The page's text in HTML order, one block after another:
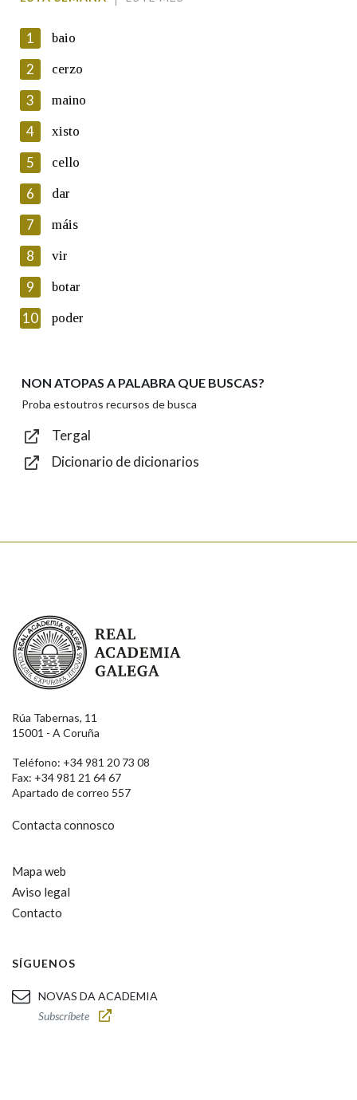
En cumprimento da normativa vixente en materia de
Protección de Datos de Carácter Persoal, a Real Academia
Galega informa a aqueles usuarios que faciliten o seu correo
electrónico, así como calquera outra información de carácter
persoal, que estes datos serán obxecto de tratamento
automatizado de carácter confidencial e incorporados aos seus
ficheiros informáticos. Así mesmo, os usuarios poderán exercer o
seu dereito de acceso, rectificación, oposición e cancelación dos
seus datos poñéndose en contacto connosco.
Lin e acepto as condicións da política de
Introduce o código que aparece na imaxe:
Texto de verificación
1 baio
2 cerzo
3 maino
4 xisto
5 cello
6 dar
7 máis
8 vir
9 botar
10 poder
NON ATOPAS A PALABRA QUE BUSCAS?
Proba estoutros recursos de busca
Tergal
Dicionario de dicionarios
Real Academia Galega
Rúa Tabernas, 11
15001 - A Coruña
Teléfono: +34 981 20 73 08
Fax: +34 981 21 64 67
Apartado de correo 557
Contacta connosco
Mapa web
Aviso legal
Contacto
SÍGUENOS
NOVAS DA ACADEMIA
Subscríbete